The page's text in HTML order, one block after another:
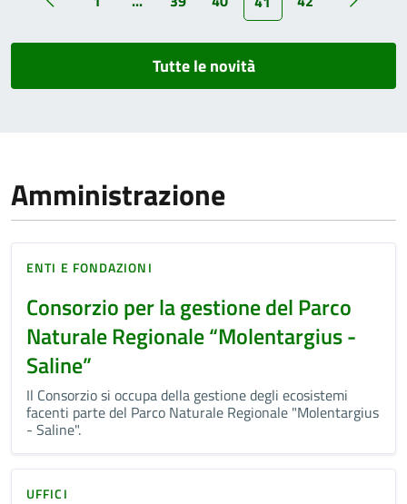
Tutte le novità
Amministrazione
ENTI E FONDAZIONI
Consorzio per la gestione del Parco
Naturale Regionale “Molentargius -
Saline”
Il Consorzio si occupa della gestione degli ecosistemi
facenti parte del Parco Naturale Regionale "Molentargius
- Saline".
UFFICI